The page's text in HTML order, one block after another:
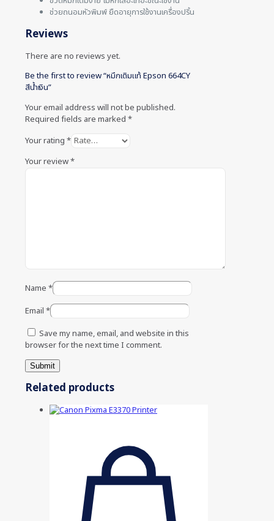
ช่วยถนอมหัวพิมพ์ ยืดอายุการใช้งานเครื่องปริ้น
Reviews
There are no reviews yet.
Be the first to review “หมึกเติมแท้ Epson 664CY
สีน้ำเงิน”
Your email address will not be published.
Required fields are marked *
Your rating *
Your review*
Name *
Email *
Save my name, email, and website in this
browser for the next time I comment.
Related products